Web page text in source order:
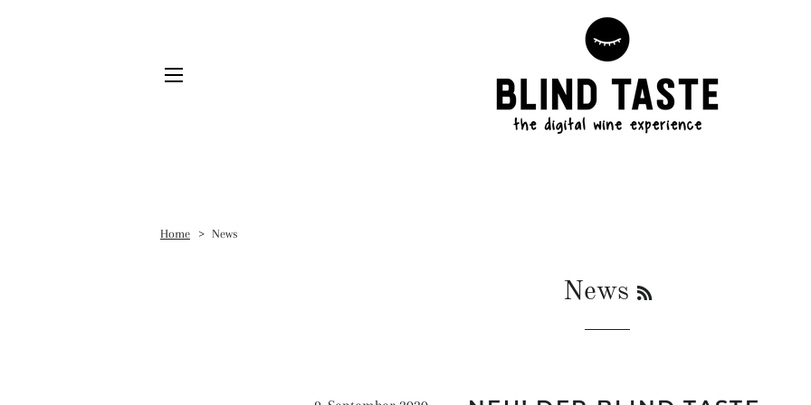
Home News
News